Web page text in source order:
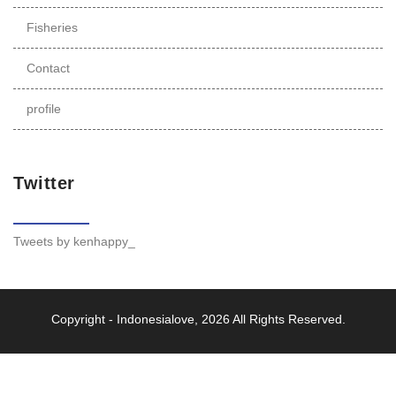
Fisheries
Contact
profile
Twitter
Tweets by kenhappy_
Copyright - Indonesialove, 2026 All Rights Reserved.